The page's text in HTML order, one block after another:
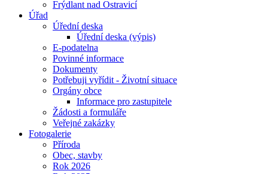
Frýdlant nad Ostravicí
Úřad
Úřední deska
Úřední deska (výpis)
E-podatelna
Povinné informace
Dokumenty
Potřebuji vyřídit - Životní situace
Orgány obce
Informace pro zastupitele
Žádosti a formuláře
Veřejné zakázky
Fotogalerie
Příroda
Obec, stavby
Rok 2026